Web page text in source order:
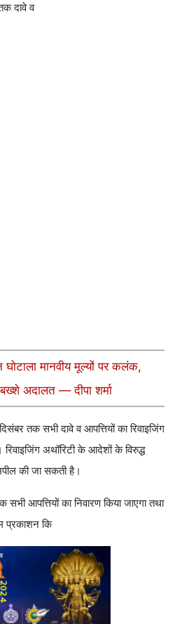
दावे व
घोटाला मानवीय मूल्यों पर कलंक,
अदालत — दीपा शर्मा
तक सभी दावे व आपत्तियों का रिवाइजिंग
रिवाइजिंग अथॉरिटी के आदेशों के विरुद्ध
की जा सकती है।
आपत्तियों का निवारण किया जाएगा तथा
प्रकाशन कि